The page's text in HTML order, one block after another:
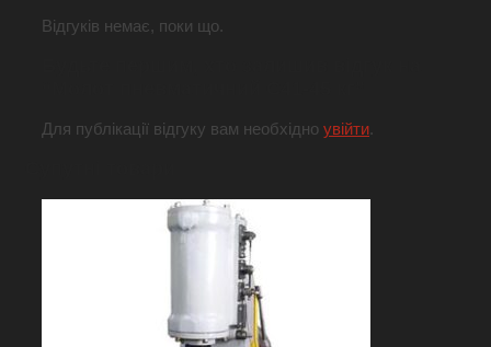
Відгуків немає, поки що.
Для публікації відгуку вам необхідно увійти.